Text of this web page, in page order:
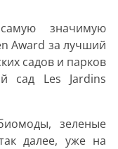
значимую
Award за лучший
садов и парков
сад Les Jardins
зеленые
далее, уже на